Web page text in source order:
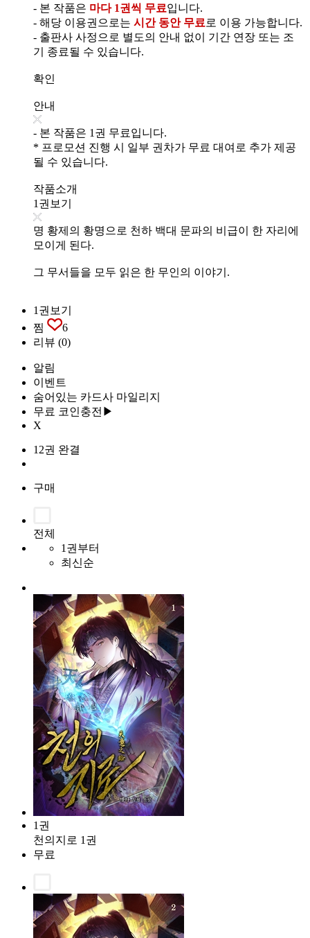
- 본 작품은 마다 1권씩 무료입니다.
- 해당 이용권으로는 시간 동안 무료 로 이용 가능합니다.
- 출판사 사정으로 별도의 안내 없이 기간 연장 또는 조
기 종료될 수 있습니다.
확인
안내
- 본 작품은 1권 무료입니다.
* 프로모션 진행 시 일부 권차가 무료 대여로 추가 제공
될 수 있습니다.
작품소개
1권보기
명 황제의 황명으로 천하 백대 문파의 비급이 한 자리에
모이게 된다.
그 무서들을 모두 읽은 한 무인의 이야기.
1권보기
찜
6
리뷰 (0)
알림
이벤트
숨어있는 카드사 마일리지
무료 코인충전▶
X
12권 완결
구매
전체
1권부터
최신순
1권
천의지로 1권
무료